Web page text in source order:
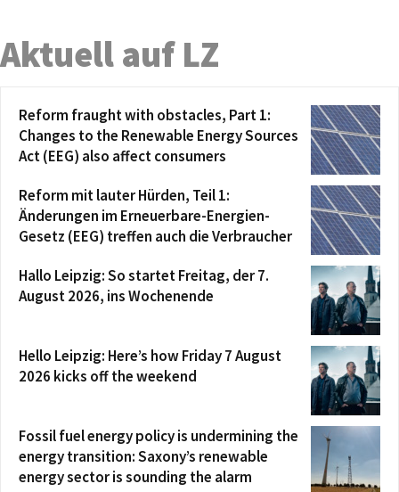
Aktuell auf LZ
Reform fraught with obstacles, Part 1:
Changes to the Renewable Energy Sources
Act (EEG) also affect consumers
Reform mit lauter Hürden, Teil 1:
Änderungen im Erneuerbare-Energien-
Gesetz (EEG) treffen auch die Verbraucher
Hallo Leipzig: So startet Freitag, der 7.
August 2026, ins Wochenende
Hello Leipzig: Here’s how Friday 7 August
2026 kicks off the weekend
Fossil fuel energy policy is undermining the
energy transition: Saxony’s renewable
energy sector is sounding the alarm